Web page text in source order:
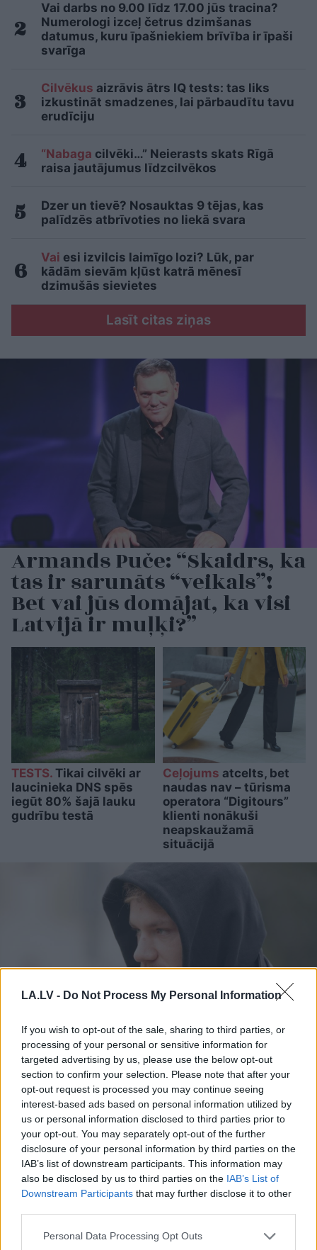
LA.LV - Do Not Process My Personal Information
If you wish to opt-out of the sale, sharing to third parties, or
processing of your personal or sensitive information for
targeted advertising by us, please use the below opt-out
section to confirm your selection. Please note that after your
opt-out request is processed you may continue seeing
interest-based ads based on personal information utilized by
us or personal information disclosed to third parties prior to
your opt-out. You may separately opt-out of the further
disclosure of your personal information by third parties on the
IAB’s list of downstream participants. This information may
also be disclosed by us to third parties on the IAB’s List of
Downstream Participants that may further disclose it to other
Please note that this website/app uses one or more Google
Personal Data Processing Opt Outs
Vai darbs no 9.00 līdz 17.00 jūs tracina?
Numerologi izceļ četrus dzimšanas
datumus, kuru īpašniekiem brīvība ir īpaši
svarīga
Cilvēkus aizrāvis ātrs IQ tests: tas liks
izkustināt smadzenes, lai pārbaudītu tavu
erudīciju
“Nabaga cilvēki…” Neierasts skats Rīgā
raisa jautājumus līdzcilvēkos
Dzer un tievē? Nosauktas 9 tējas, kas
palīdzēs atbrīvoties no liekā svara
Vai esi izvilcis laimīgo lozi? Lūk, par
kādām sievām kļūst katrā mēnesī
dzimušās sievietes
Lasīt citas ziņas
Armands Puče: “Skaidrs, ka
tas ir sarunāts “veikals”!
Bet vai jūs domājat, ka visi
Latvijā ir muļķi?”
TESTS. Tikai cilvēki ar
laucinieka DNS spēs
iegūt 80% šajā lauku
gudrību testā
Ceļojums atcelts, bet
naudas nav – tūrisma
operatora “Digitours”
klienti nonākuši
neapskaužamā
situācijā
“Viņiem visa dzīve bija
priekšā!” Bauskas novadā
nošauto suņu saimnieks
tiesā nespēj valdīt asaras